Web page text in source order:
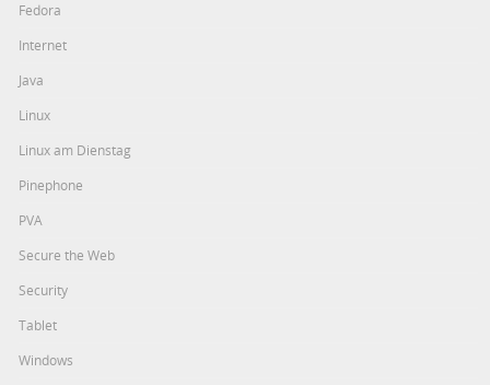
Fedora
Internet
Java
Linux
Linux am Dienstag
Pinephone
PVA
Secure the Web
Security
Tablet
Windows